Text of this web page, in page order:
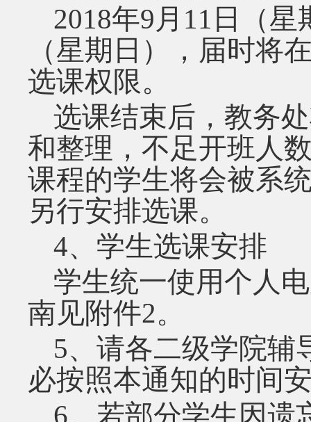
2018年9 月 11 日（
（星期日），届时将
选课权限。
选课结束后，教务
和整理，不足开班人
课程的学生将会被系
另行安排选课。
4、学生选课安排
学生统一使用个人
南见附件2。
5、请各二级学院辅
必按照本通知的时间
6、若部分学生因遗